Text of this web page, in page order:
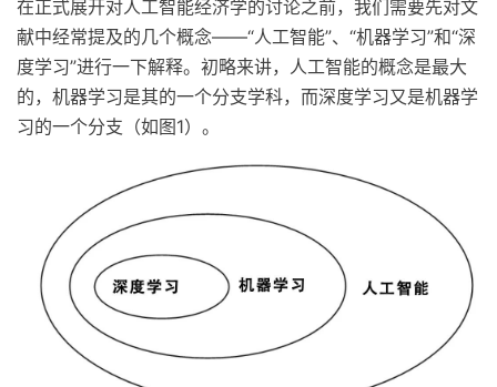
在正式展开对人工智能经济学的讨论之前，我们需要先对文
献中经常提及的几个概念——“人工智能”、“机器学习”和“深
度学习”进行一下解释。初略来讲，人工智能的概念是最大
的，机器学习是其的一个分支学科，而深度学习又是机器学
习的一个分支（如图1）。